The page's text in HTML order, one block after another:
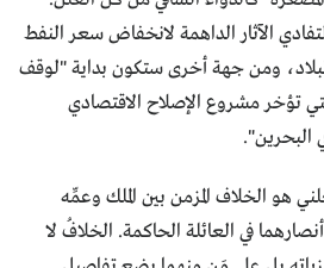
الآثار الداهمة لانخفاض سعر النفط
ومن جهة أخرى ستكون بداية "لوقف
تؤخر مشروع الإصلاح الاقتصادي
البحرين".
هو الخلاف المزمن بين الملك وعمِّه
في العائلة الحاكمة. الخلافُ لا